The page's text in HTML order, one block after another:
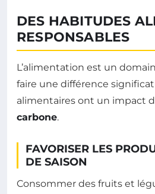
DES HABITUDES
RESPONSABLES
L’alimentation est un
faire une différence
alimentaires ont un impact
carbone.
FAVORISER LES
DE SAISON
Consommer des fruits et